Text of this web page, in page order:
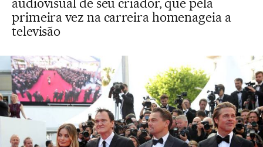
primeira vez na carreira homenageia a
televisão